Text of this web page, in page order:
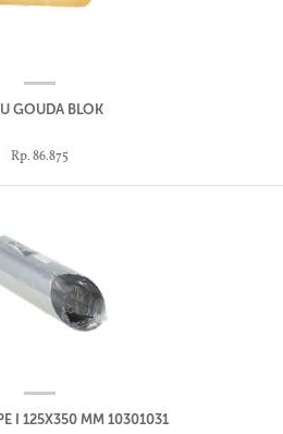
GOUDA BLOK
Rp. 86.875
I 125X350 MM 10301031